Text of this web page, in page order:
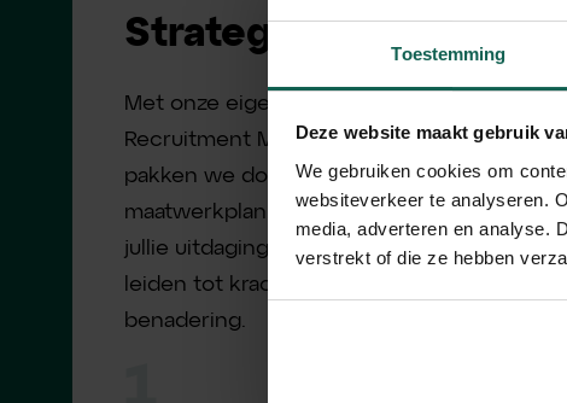
Toestemming
Deze website maakt gebruik
We gebruiken cookies om
websiteverkeer te analyseren.
media, adverteren en analyse.
verstrekt of die ze hebben
Strategie
Met onze eigen unieke
Recruitment Marketing Canvas
pakken we door met een
maatwerkplan. We doorgronden
jullie uitdagingen, kansen wat moet
leiden tot krachtige kandidaten
benadering.